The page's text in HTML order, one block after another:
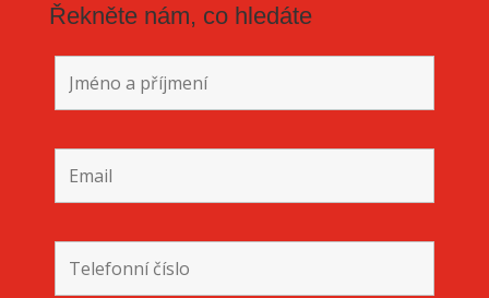
Řekněte nám, co hledáte